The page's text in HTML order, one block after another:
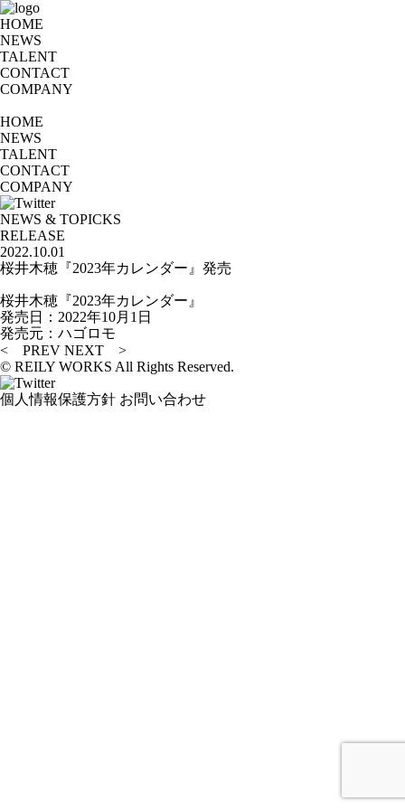
HOME
NEWS
TALENT
CONTACT
COMPANY
HOME
NEWS
TALENT
CONTACT
COMPANY
NEWS & TOPICKS
RELEASE
2022.10.01
桜井木穂『2023年カレンダー』発売
桜井木穂『2023年カレンダー』
発売日：2022年10月1日
発売元：ハゴロモ
< PREV NEXT >
© REILY WORKS All Rights Reserved.
個人情報保護方針 お問い合わせ